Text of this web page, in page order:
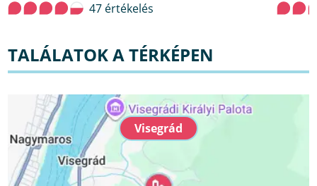
47 értékelés
TALÁLATOK A TÉRKÉPEN
Visegrád